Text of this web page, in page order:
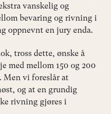
vanskelig og
bevaring og rivning i
oppnevnt en jury enda.
tross dette, ønske å
med mellom 150 og 200
Men vi foreslår at
og at en grundig
rivning gjøres i